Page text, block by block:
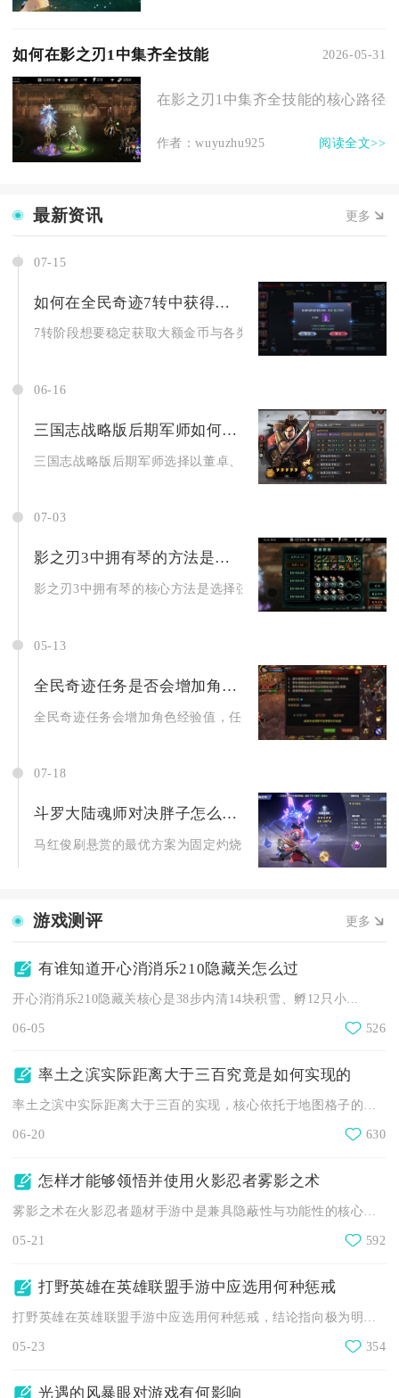
如何在影之刃1中集齐全技能 2026-05-31
在影之刃1中集齐全技能的核心路径
作者：wuyuzhu925 阅读全文>>
最新资讯 更多
07-15
如何在全民奇迹7转中获得更多的金币和资源
7转阶段想要稳定获取大额金币与各类进阶资源，核心思路是全
06-16
三国志战略版后期军师如何选择
三国志战略版后期军师选择以董卓、钟会、周泰为核心，搭配
07-03
影之刃3中拥有琴的方法是什么
影之刃3中拥有琴的核心方法是选择弦者职业、完成专属任务解
05-13
全民奇迹任务是否会增加角色经验值
全民奇迹任务会增加角色经验值，任务是游戏内角色获取经验
07-18
斗罗大陆魂师对决胖子怎么刷悬赏
马红俊刷悬赏的最优方案为固定灼烧增伤阵容搭配2211魂环配
游戏测评 更多
有谁知道开心消消乐210隐藏关怎么过
开心消消乐210隐藏关核心是38步内清14块积雪、孵12只小...
06-05 526
率土之滨实际距离大于三百究竟是如何实现的
率土之滨中实际距离大于三百的实现，核心依托于地图格子的逻辑算...
06-20 630
怎样才能够领悟并使用火影忍者雾影之术
雾影之术在火影忍者题材手游中是兼具隐蔽性与功能性的核心高阶战...
05-21 592
打野英雄在英雄联盟手游中应选用何种惩戒
打野英雄在英雄联盟手游中应选用何种惩戒，结论指向极为明确：绝...
05-23 354
光遇的风暴眼对游戏有何影响